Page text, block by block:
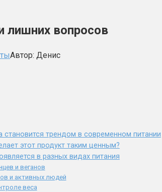
лишних вопросов
Автор: Денис
становится трендом в современном питании
этот продукт таким ценным?
в разных видах питания
и веганов
и активных людей
веса